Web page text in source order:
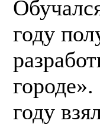
году
году